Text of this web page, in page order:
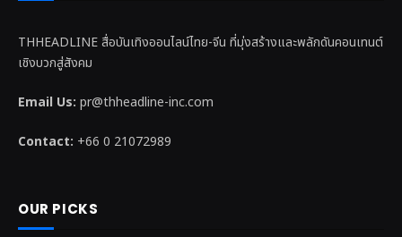
THHEADLINE สื่อบันเทิงออนไลน์ไทย-จีน ที่มุ่งสร้างและพลักดันคอนเทนต์
เชิงบวกสู่สังคม
Email Us: pr@thheadline-inc.com
Contact: +66 0 21072989
OUR PICKS